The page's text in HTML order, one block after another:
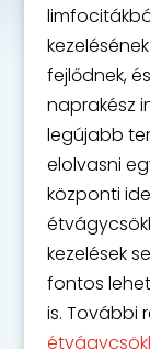
fejlődnek,
naprakész
legújabb
elolvasni
központi
kezelések
fontos
is. További